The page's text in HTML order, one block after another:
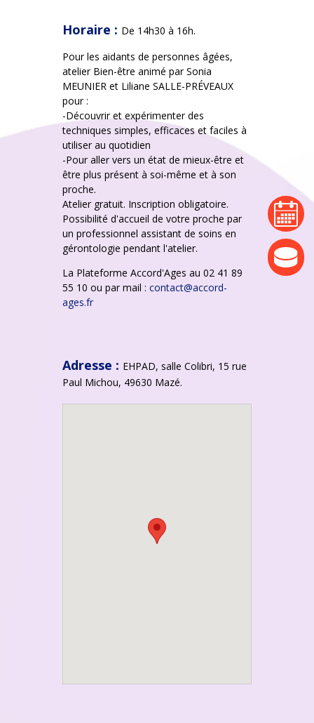
agenda
Horaire : De 14h30 à 16h.
Pour les aidants de personnes âgées,
atelier Bien-être animé par Sonia
MEUNIER et Liliane SALLE-PRÉVEAUX
pour :
-Découvrir et expérimenter des
techniques simples, efficaces et faciles à
utiliser au quotidien
-Pour aller vers un état de mieux-être et
être plus présent à soi-même et à son
proche.
Atelier gratuit. Inscription obligatoire.
Possibilité d'accueil de votre proche par
un professionnel assistant de soins en
gérontologie pendant l'atelier.
La Plateforme Accord'Ages au 02 41 89
55 10 ou par mail : contact@accord-
ages.fr
Adresse : EHPAD, salle Colibri, 15 rue
Paul Michou, 49630 Mazé.